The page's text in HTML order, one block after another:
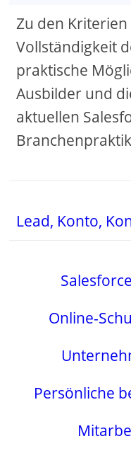
Zu den
Vollständigkeit
praktische
Ausbilder und
aktuellen
Lead, Konto,
Online-
Persönliche